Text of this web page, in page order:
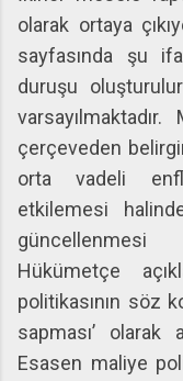
olarak ortaya
sayfasında şu
duruşu
çerçeveden
orta vadeli
etkilemesi
Hükümetçe
politikasının söz
sapması’ olarak
Esasen maliye